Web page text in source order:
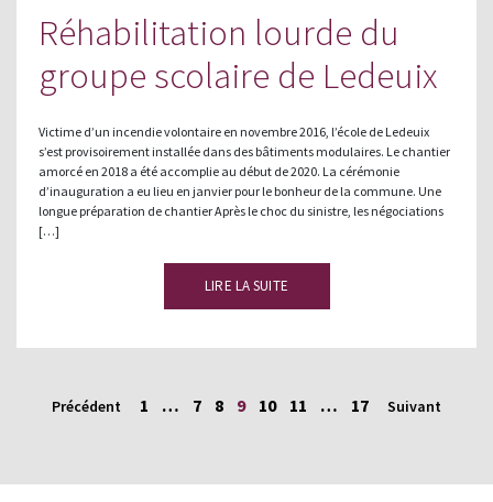
Réhabilitation lourde du
groupe scolaire de Ledeuix
Victime d’un incendie volontaire en novembre 2016, l’école de Ledeuix
s’est provisoirement installée dans des bâtiments modulaires. Le chantier
amorcé en 2018 a été accomplie au début de 2020. La cérémonie
d’inauguration a eu lieu en janvier pour le bonheur de la commune. Une
longue préparation de chantier Après le choc du sinistre, les négociations
[…]
LIRE LA SUITE
Précédent 1 … 7 8 9 10 11 … 17 Suivant